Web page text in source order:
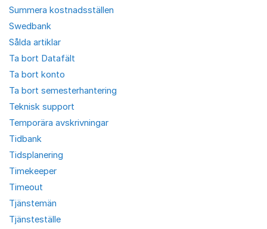
Summera kostnadsställen
Swedbank
Sålda artiklar
Ta bort Datafält
Ta bort konto
Ta bort semesterhantering
Teknisk support
Temporära avskrivningar
Tidbank
Tidsplanering
Timekeeper
Timeout
Tjänstemän
Tjänsteställe